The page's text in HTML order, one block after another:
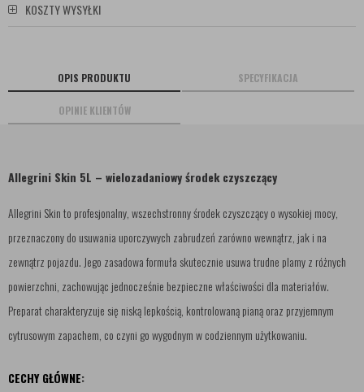
KOSZTY WYSYŁKI
OPIS PRODUKTU SPECYFIKACJA
OPINIE KLIENTÓW
Allegrini Skin 5L – wielozadaniowy środek czyszczący
Allegrini Skin to profesjonalny, wszechstronny środek czyszczący o wysokiej mocy,
przeznaczony do usuwania uporczywych zabrudzeń zarówno wewnątrz, jak i na
zewnątrz pojazdu. Jego zasadowa formuła skutecznie usuwa trudne plamy z różnych
powierzchni, zachowując jednocześnie bezpieczne właściwości dla materiałów.
Preparat charakteryzuje się niską lepkością, kontrolowaną pianą oraz przyjemnym
cytrusowym zapachem, co czyni go wygodnym w codziennym użytkowaniu.
CECHY GŁÓWNE: